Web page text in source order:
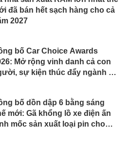
đã bán hết sạch hàng cho cả
2027
bố Car Choice Awards
Mở rộng vinh danh cả con
sự kiện thúc đẩy ngành xe
bố dồn dập 6 bằng sáng
mới: Gã khổng lồ xe điện ấn
mốc sản xuất loại pin cho